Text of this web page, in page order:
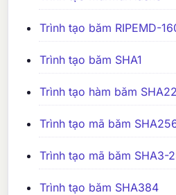
Trình tạo băm RIPEMD-
Trình tạo băm SHA1
Trình tạo hàm băm
Trình tạo mã băm
Trình tạo mã băm SHA3-
Trình tạo băm SHA384